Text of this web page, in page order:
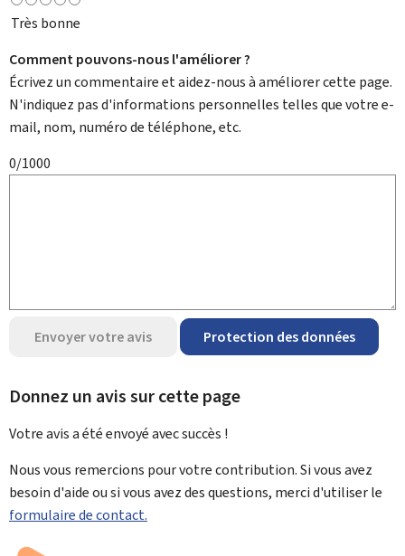
Très bonne
Comment pouvons-nous l'améliorer ?
Écrivez un commentaire et aidez-nous à améliorer cette page.
N'indiquez pas d'informations personnelles telles que votre e-
mail, nom, numéro de téléphone, etc.
0/1000
Envoyer votre avis Protection des données
Donnez un avis sur cette page
Votre avis a été envoyé avecsuccès !
Nous vous remercions pour votre contribution. Si vous avez
besoin d'aide ou si vous avez des questions, merci d'utiliser le
formulaire de contact.